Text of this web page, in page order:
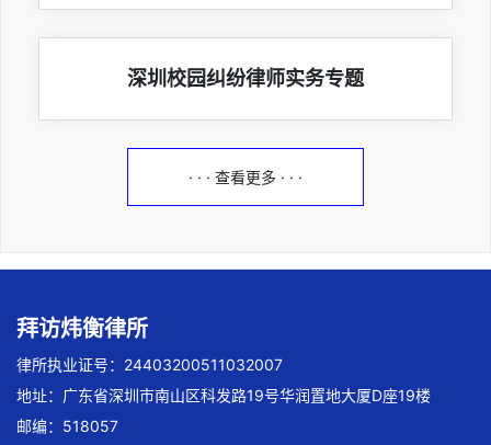
深圳校园纠纷律师实务专题
· · · 查看更多 · · ·
拜访炜衡律所
律所执业证号：24403200511032007
地址：广东省深圳市南山区科发路19号华润置地大厦D座19楼
邮编：518057